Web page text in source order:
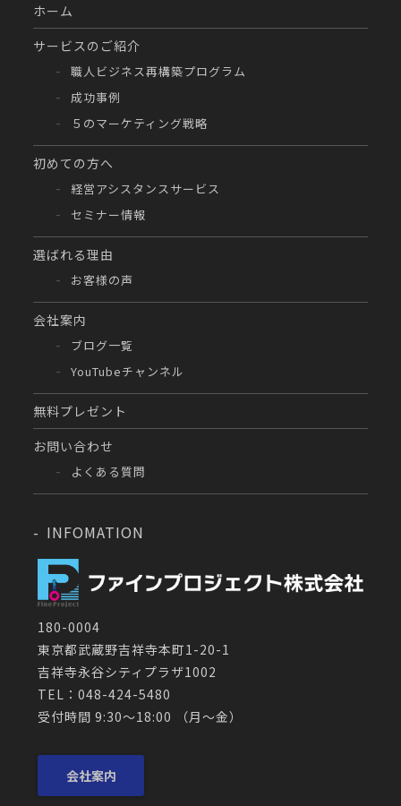
ホーム
サービスのご紹介
職人ビジネス再構築プログラム
成功事例
５のマーケティング戦略
初めての方へ
経営アシスタンスサービス
セミナー情報
選ばれる理由
お客様の声
会社案内
ブログ一覧
YouTubeチャンネル
無料プレゼント
お問い合わせ
よくある質問
INFOMATION
180-0004
東京都武蔵野吉祥寺本町1-20-1
吉祥寺永谷シティプラザ1002
TEL：048-424-5480
受付時間 9:30～18:00 （月〜金）
会社案内